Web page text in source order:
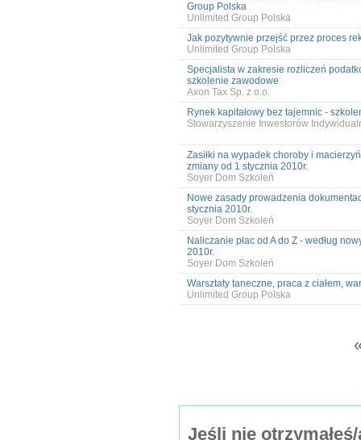
Group Polska
Unlimited Group Polska
Jak pozytywnie przejść przez proces
Unlimited Group Polska
Specjalista w zakresie rozliczeń
szkolenie zawodowe
Axon Tax Sp. z o.o.
Rynek kapitałowy bez tajemnic -
Stowarzyszenie Inwestorów
Zasiłki na wypadek choroby i
zmiany od 1 stycznia 2010r.
Soyer Dom Szkoleń
Nowe zasady prowadzenia
stycznia 2010r.
Soyer Dom Szkoleń
Naliczanie płac od A do Z - według
2010r.
Soyer Dom Szkoleń
Warsztaty taneczne, praca z ciałem,
Unlimited Group Polska
Jeśli nie